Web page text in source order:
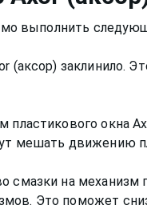
выполнить
(аксор) заклинило.
окна
мешать движению
смазки на
Это поможет